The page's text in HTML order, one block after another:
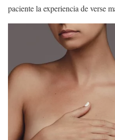
paciente la experiencia de verse